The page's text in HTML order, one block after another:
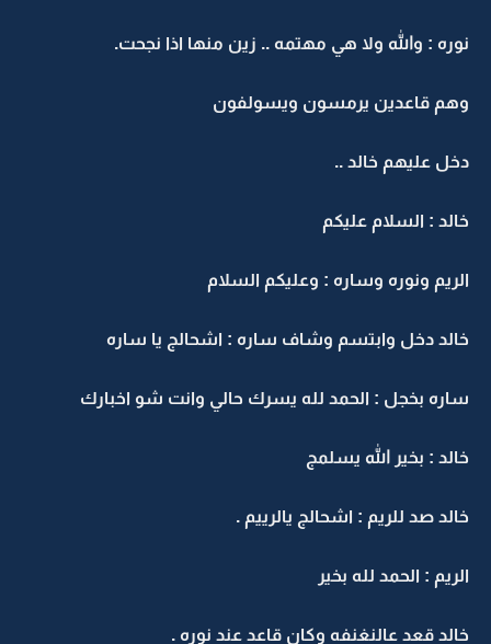
نوره : والله ولا هي مهتمه .. زين منها اذا نجحت.
وهم قاعدين يرمسون ويسولفون
دخل عليهم خالد ..
خالد : السلام عليكم
الريم ونوره وساره : وعليكم السلام
خالد دخل وابتسم وشاف ساره : اشحالج يا ساره
ساره بخجل : الحمد لله يسرك حالي وانت شو اخبارك
خالد : بخير الله يسلمج
خالد صد للريم : اشحالج يالرييم .
الريم : الحمد لله بخير
خالد قعد عالنغنفه وكان قاعد عند نوره .